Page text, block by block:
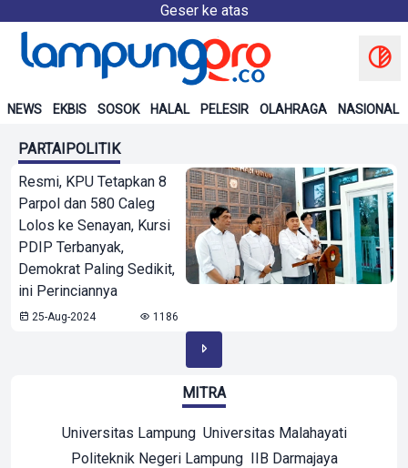
Geser ke atas
NEWS EKBIS SOSOK HALAL PELESIR OLAHRAGA NASIONAL
PARTAIPOLITIK
Resmi, KPU Tetapkan 8
Parpol dan 580 Caleg
Lolos ke Senayan, Kursi
PDIP Terbanyak,
Demokrat Paling Sedikit,
ini Perinciannya
25-Aug-2024 1186
MITRA
Universitas Lampung Universitas Malahayati
Politeknik Negeri Lampung IIB Darmajaya